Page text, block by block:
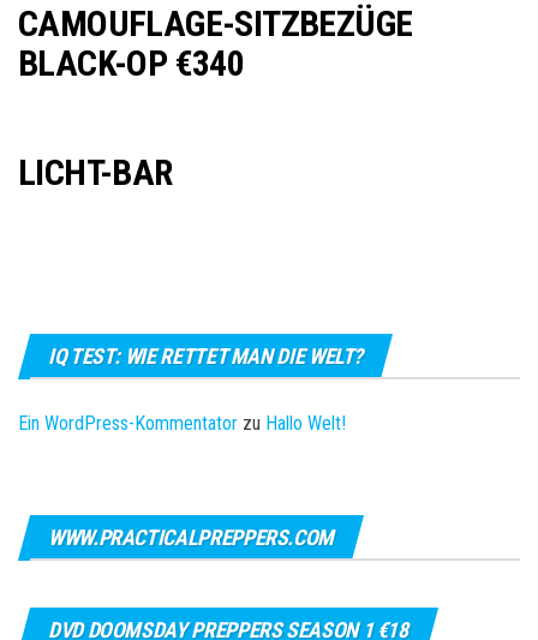
CAMOUFLAGE-SITZBEZÜGE
BLACK-OP €340
LICHT-BAR
IQ TEST: WIE RETTET MAN DIE WELT?
Ein WordPress-Kommentator zu Hallo Welt!
WWW.PRACTICALPREPPERS.COM
DVD DOOMSDAY PREPPERS SEASON 1 €18